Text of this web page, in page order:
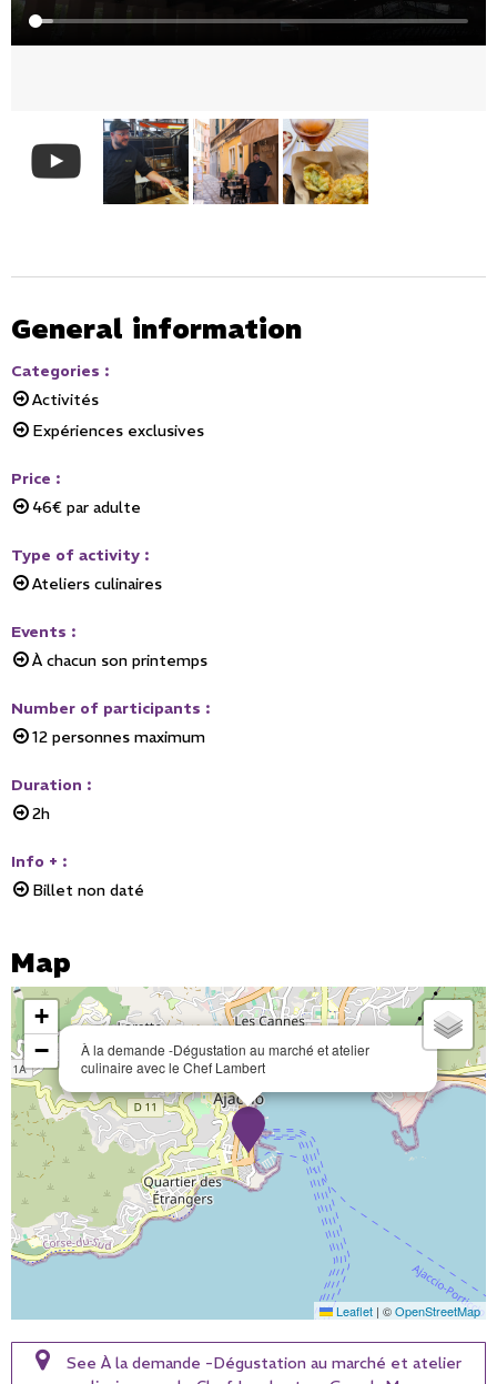
General information
Categories :
Activités
Expériences exclusives
Price :
46€ par adulte
Type of activity :
Ateliers culinaires
Events :
À chacun son printemps
Number of participants :
12 personnes maximum
Duration :
2h
Info + :
Billet non daté
Map
À la demande -Dégustation au marché et atelier
culinaire avec le Chef Lambert
+
−
Leaflet | ©OpenStreetMap
See À la demande -Dégustation au marché et atelier